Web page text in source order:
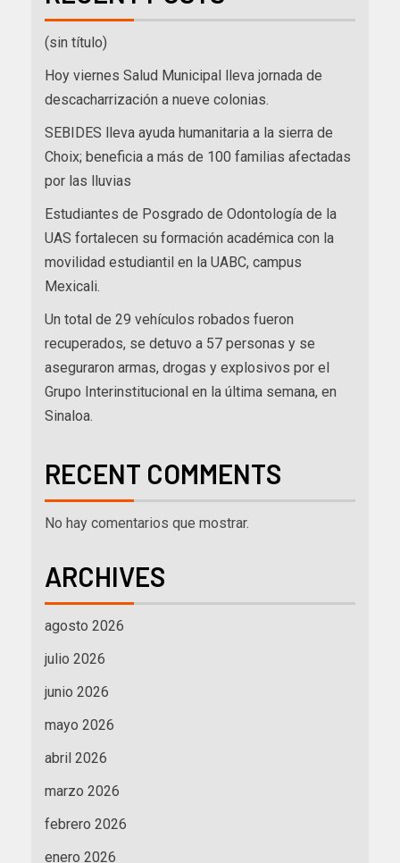
(sin título)
Hoy viernes Salud Municipal lleva jornada de
descacharrización a nueve colonias.
SEBIDES lleva ayuda humanitaria a la sierra de
Choix; beneficia a más de 100 familias afectadas
por las lluvias
Estudiantes de Posgrado de Odontología de la
UAS fortalecen su formación académica con la
movilidad estudiantil en la UABC, campus
Mexicali.
Un total de 29 vehículos robados fueron
recuperados, se detuvo a 57 personas y se
aseguraron armas, drogas y explosivos por el
Grupo Interinstitucional en la última semana, en
Sinaloa.
RECENT COMMENTS
No hay comentarios que mostrar.
ARCHIVES
agosto 2026
julio 2026
junio 2026
mayo 2026
abril 2026
marzo 2026
febrero 2026
enero 2026